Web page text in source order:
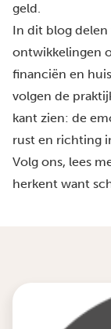
geld.
In dit blog
ontwikkelingen
financiën en
volgen de
kant zien: de
rust en richting
Volg ons, lees
herkent want